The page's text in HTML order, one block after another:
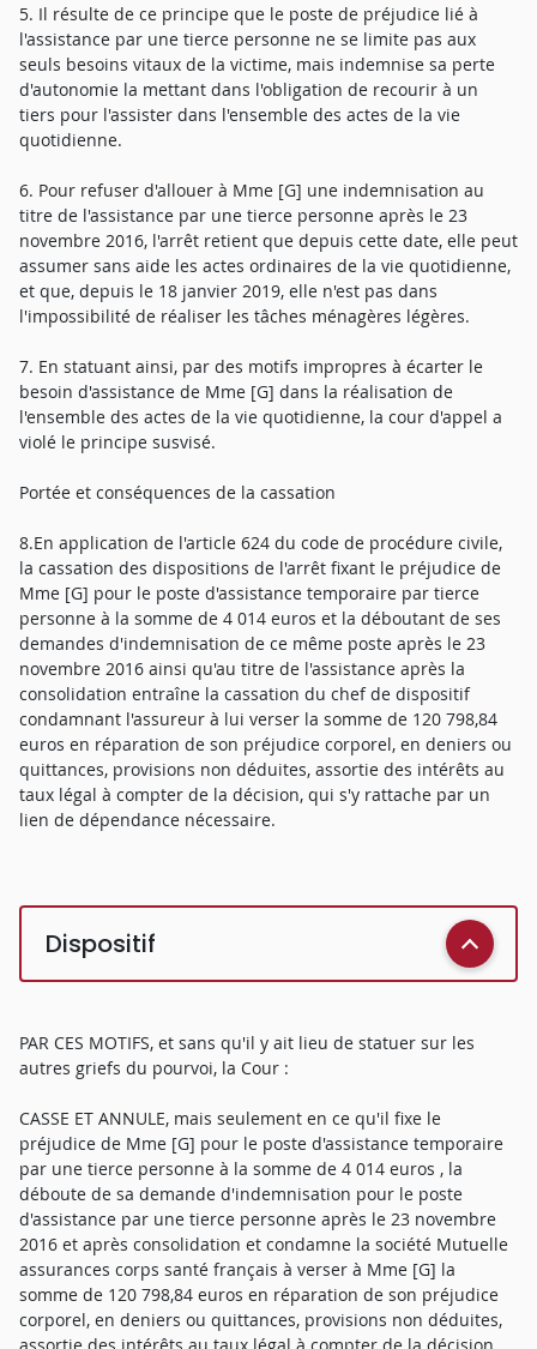
5. Il résulte de ce principe que le poste de préjudice lié à
l'assistance par une tierce personne ne se limite pas aux
seuls besoins vitaux de la victime, mais indemnise sa perte
d'autonomie la mettant dans l'obligation de recourir à un
tiers pour l'assister dans l'ensemble des actes de la vie
quotidienne.
6. Pour refuser d'allouer à Mme [G] une indemnisation au
titre de l'assistance par une tierce personne après le 23
novembre 2016, l'arrêt retient que depuis cette date, elle peut
assumer sans aide les actes ordinaires de la vie quotidienne,
et que, depuis le 18 janvier 2019, elle n'est pas dans
l'impossibilité de réaliser les tâches ménagères légères.
7. En statuant ainsi, par des motifs impropres à écarter le
besoin d'assistance de Mme [G] dans la réalisation de
l'ensemble des actes de la vie quotidienne, la cour d'appel a
violé le principe susvisé.
Portée et conséquences de la cassation
8.En application de l'article 624 du code de procédure civile,
la cassation des dispositions de l'arrêt fixant le préjudice de
Mme [G] pour le poste d'assistance temporaire par tierce
personne à la somme de 4 014 euros et la déboutant de ses
demandes d'indemnisation de ce même poste après le 23
novembre 2016 ainsi qu'au titre de l'assistance après la
consolidation entraîne la cassation du chef de dispositif
condamnant l'assureur à lui verser la somme de 120 798,84
euros en réparation de son préjudice corporel, en deniers ou
quittances, provisions non déduites, assortie des intérêts au
taux légal à compter de la décision, qui s'y rattache par un
lien de dépendance nécessaire.
Dispositif
PAR CES MOTIFS, et sans qu'il y ait lieu de statuer sur les
autres griefs du pourvoi, la Cour :
CASSE ET ANNULE, mais seulement en ce qu'il fixe le
préjudice de Mme [G] pour le poste d'assistance temporaire
par une tierce personne à la somme de 4 014 euros , la
déboute de sa demande d'indemnisation pour le poste
d'assistance par une tierce personne après le 23 novembre
2016 et après consolidation et condamne la société Mutuelle
assurances corps santé français à verser à Mme [G] la
somme de 120 798,84 euros en réparation de son préjudice
corporel, en deniers ou quittances, provisions non déduites,